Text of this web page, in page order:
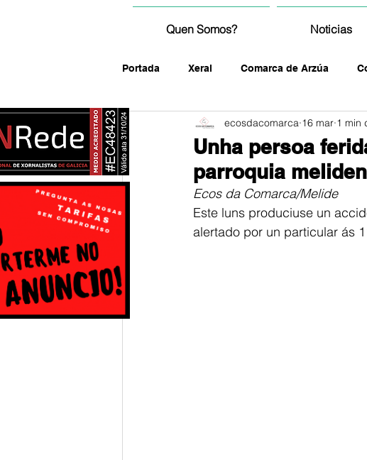
Quen Somos? Noticias
Portada Xeral Comarca de Arzúa
fotografía
Unha persoa
parroquia
ecosdacomarca 16 mar 1 min
Ecos da Comarca/Melide
Este luns produciuse un
alertado por un particular ás